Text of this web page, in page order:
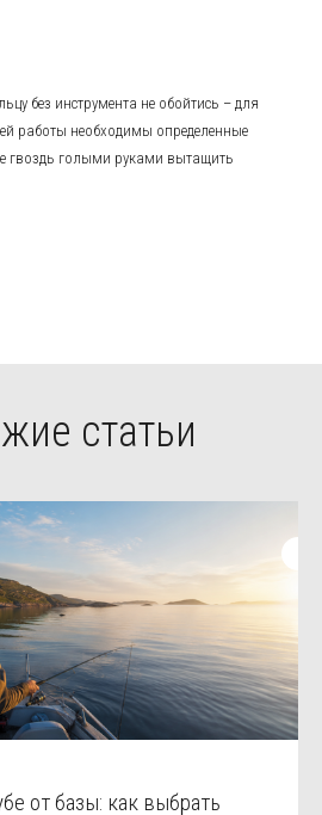
без инструмента не обойтись – для
работы необходимы определенные
гвоздь голыми руками вытащить
статьи
от базы: как выбрать